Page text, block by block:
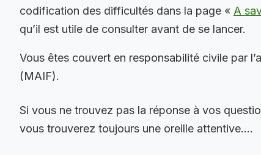
codification des difficultés dans la page « A
qu’il est utile de consulter avant de se lancer.
Vous êtes couvert en responsabilité civile par
(MAIF).
Si vous ne trouvez pas la réponse à vos
vous trouverez toujours une oreille attentive….